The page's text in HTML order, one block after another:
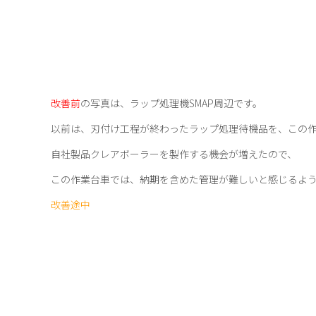
改善前の写真は、ラップ処理機SMAP周辺です。
以前は、刃付け工程が終わったラップ処理待機品を、この
自社製品クレアボーラーを製作する機会が増えたので、
この作業台車では、納期を含めた管理が難しいと感じるよ
改善途中